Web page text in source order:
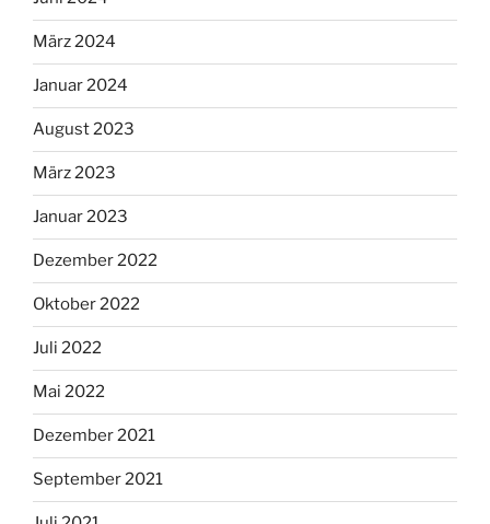
März 2024
Januar 2024
August 2023
März 2023
Januar 2023
Dezember 2022
Oktober 2022
Juli 2022
Mai 2022
Dezember 2021
September 2021